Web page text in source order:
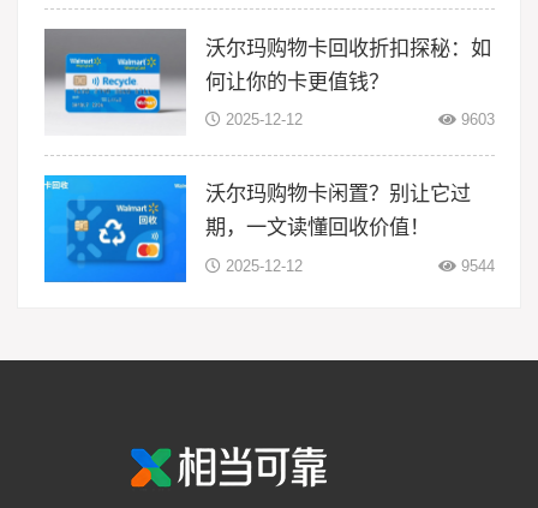
沃尔玛购物卡回收折扣探秘：如
何让你的卡更值钱？
2025-12-12 9603
沃尔玛购物卡闲置？别让它过
期，一文读懂回收价值！
2025-12-12 9544